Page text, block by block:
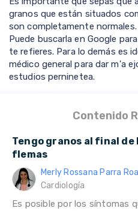
granos que están situados
son completamente normales.
Puede buscarla en Google
te refieres. Para lo demás es
médico general para dar m'a
estudios perninetea.
Contenido
Tengo granos al final
flemas
Merly Rossana Parra Roa
Cardiología
Es posible por los síntomas